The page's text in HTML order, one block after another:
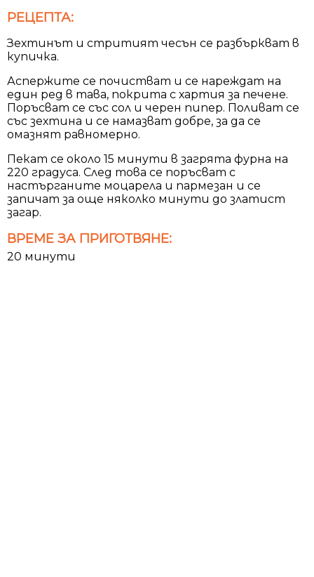
РЕЦЕПТА:
Зехтинът и стритият чесън се разбъркват в
купичка.
Аспержите се почистват и се нареждат на
един ред в тава, покрита с хартия за печене.
Поръсват се със сол и черен пипер. Поливат се
със зехтина и се намазват добре, за да се
омазнят равномерно.
Пекат се около 15 минути в загрята фурна на
220 градуса. След това се поръсват с
настърганите моцарела и пармезан и се
запичат за още няколко минути до златист
загар.
ВРЕМЕ ЗА ПРИГОТВЯНЕ:
20 минути